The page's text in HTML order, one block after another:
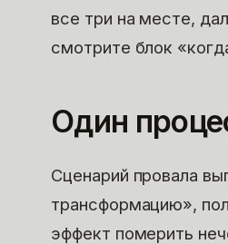
все три на месте,
смотрите блок
Один
Сценарий провала
трансформацию»,
эффект померить